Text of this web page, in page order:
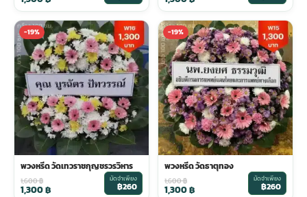
-19%
พวงหรีด วัดเทวราชกุญชรวรวิหาร
1,600฿
1,300฿
มัดจำเพียง
฿260
-19%
พวงหรีด วัดธาตุทอง
1,600฿
1,300฿
มัดจำเพียง
฿260